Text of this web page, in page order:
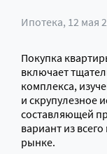
Ипотека, 12 мая
Покупка
включает
комплекса,
и скрупулезное
составляющей
вариант из
рынке.